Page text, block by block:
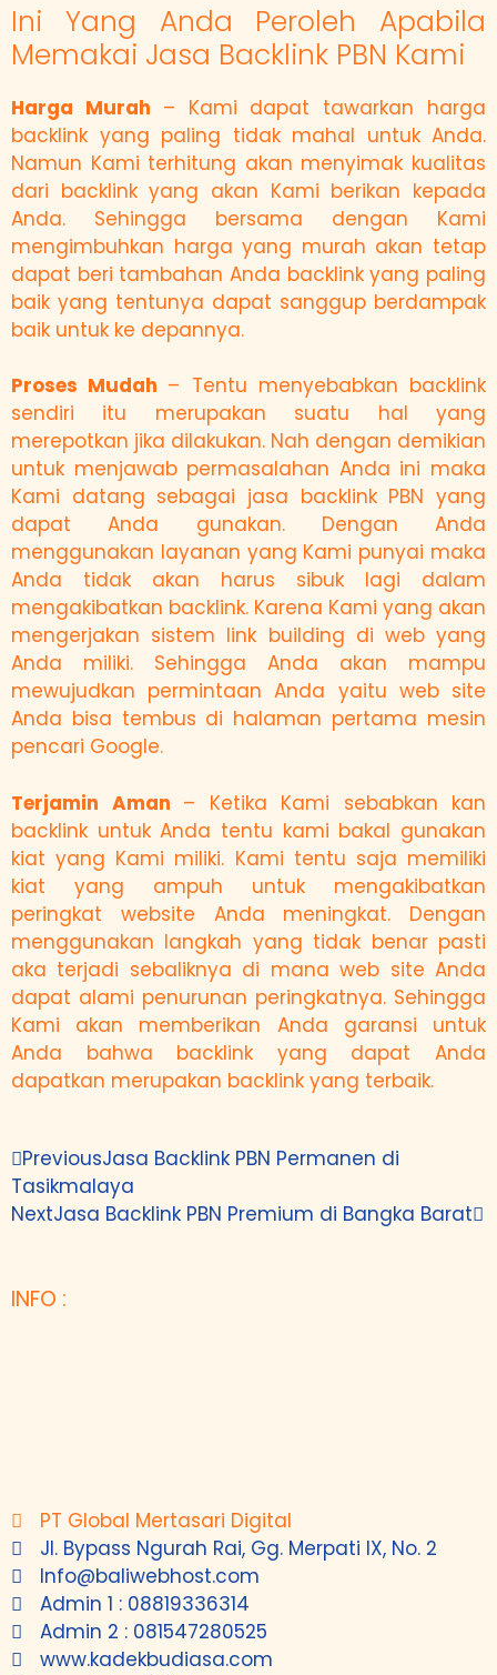
Ini Yang Anda Peroleh Apabila
Memakai Jasa Backlink PBN Kami
Harga Murah – Kami dapat tawarkan harga
backlink yang paling tidak mahal untuk Anda.
Namun Kami terhitung akan menyimak kualitas
dari backlink yang akan Kami berikan kepada
Anda. Sehingga bersama dengan Kami
mengimbuhkan harga yang murah akan tetap
dapat beri tambahan Anda backlink yang paling
baik yang tentunya dapat sanggup berdampak
baik untuk ke depannya.
Proses Mudah – Tentu menyebabkan backlink
sendiri itu merupakan suatu hal yang
merepotkan jika dilakukan. Nah dengan demikian
untuk menjawab permasalahan Anda ini maka
Kami datang sebagai jasa backlink PBN yang
dapat Anda gunakan. Dengan Anda
menggunakan layanan yang Kami punyai maka
Anda tidak akan harus sibuk lagi dalam
mengakibatkan backlink. Karena Kami yang akan
mengerjakan sistem link building di web yang
Anda miliki. Sehingga Anda akan mampu
mewujudkan permintaan Anda yaitu web site
Anda bisa tembus di halaman pertama mesin
pencari Google.
Terjamin Aman – Ketika Kami sebabkan kan
backlink untuk Anda tentu kami bakal gunakan
kiat yang Kami miliki. Kami tentu saja memiliki
kiat yang ampuh untuk mengakibatkan
peringkat website Anda meningkat. Dengan
menggunakan langkah yang tidak benar pasti
aka terjadi sebaliknya di mana web site Anda
dapat alami penurunan peringkatnya. Sehingga
Kami akan memberikan Anda garansi untuk
Anda bahwa backlink yang dapat Anda
dapatkan merupakan backlink yang terbaik.
PreviousJasa Backlink PBN Permanen di
Tasikmalaya
NextJasa Backlink PBN Premium di Bangka Barat
INFO :
PT Global Mertasari Digital
Jl. Bypass Ngurah Rai, Gg. Merpati IX, No. 2
Info@baliwebhost.com
Admin 1 : 08819336314
Admin 2 : 081547280525
www.kadekbudiasa.com